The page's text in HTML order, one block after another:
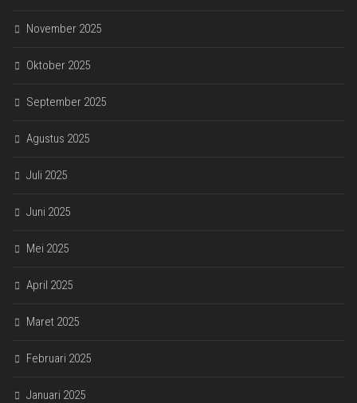
November 2025
Oktober 2025
September 2025
Agustus 2025
Juli 2025
Juni 2025
Mei 2025
April 2025
Maret 2025
Februari 2025
Januari 2025